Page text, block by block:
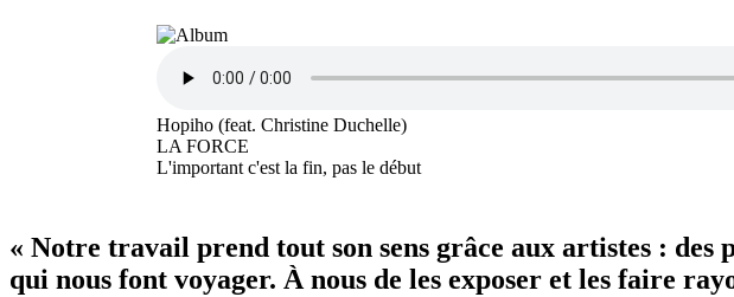
Hopiho (feat. Christine Duchelle)
LA FORCE
L'important c'est la fin, pas le début
« Notre travail prend tout son sens grâce aux artistes : des
qui nous font voyager. À nous de les exposer et les faire